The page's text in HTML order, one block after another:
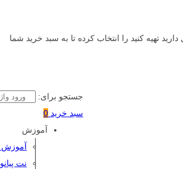
تهیه کنید را انتخاب کرده تا به سبد خرید شما
جستجو برای:
سبد خرید 0
آموزش
آموزش
نت پیانو